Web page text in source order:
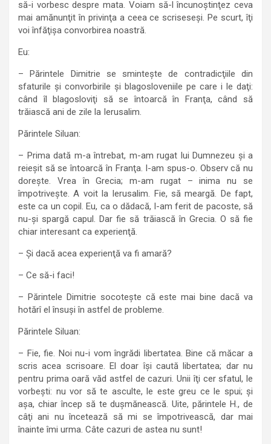
să-i vorbesc despre mata. Voiam să-l încunoştinţez ceva
mai amănunţit în privinţa a ceea ce scriseseşi. Pe scurt, îţi
voi înfăţişa convorbirea noastră.
Eu:
– Părintele Dimitrie se sminteşte de contradicţiile din
sfaturile şi convorbirile şi blagosloveniile pe care i le daţi:
când îl blagosloviţi să se întoarcă în Franţa, când să
trăiască ani de zile la Ierusalim.
Părintele Siluan:
– Prima dată m-a întrebat, m-am rugat lui Dumnezeu şi a
reieşit să se întoarcă în Franţa. I-am spus-o. Observ că nu
doreşte. Vrea în Grecia; m-am rugat – inima nu se
împotriveşte. A voit la Ierusalim. Fie, să meargă. De fapt,
este ca un copil. Eu, ca o dădacă, l-am ferit de pacoste, să
nu-şi spargă capul. Dar fie să trăiască în Grecia. O să fie
chiar interesant ca experienţă.
– Şi dacă acea experienţă va fi amară?
– Ce să-i faci!
– Părintele Dimitrie socoteşte că este mai bine dacă va
hotărî el însuşi în astfel de probleme.
Părintele Siluan:
– Fie, fie. Noi nu-i vom îngrădi libertatea. Bine că măcar a
scris acea scrisoare. El doar îşi caută libertatea; dar nu
pentru prima oară văd astfel de cazuri. Unii îţi cer sfatul, le
vorbeşti: nu vor să te asculte, le este greu ce le spui; şi
aşa, chiar încep să te duşmănească. Uite, părintele H., de
câţi ani nu încetează să mi se împotrivească, dar mai
înainte îmi urma. Câte cazuri de astea nu sunt!